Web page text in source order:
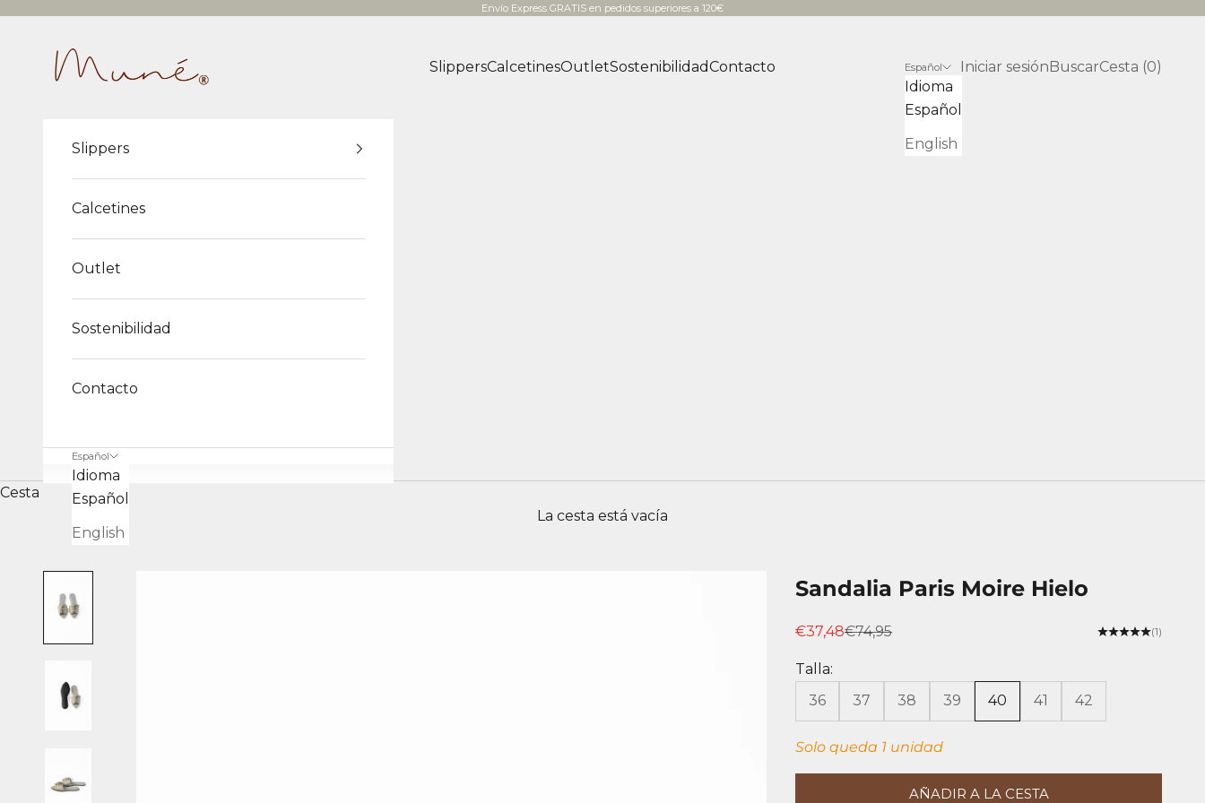
Envío Express GRATIS en pedidos superiores a 120€
SlippersCalcetinesOutletSostenibilidadContacto Español
Idioma
Español
English
Abrir página de la cuenta
Iniciar sesiónAbrir búsqueda
BuscarAbrir cesta
Cesta (0)
Slippers
Calcetines
Outlet
Sostenibilidad
Contacto
Español
Idioma
Español
English
Cesta
La cesta está vacía
Sandalia Paris Moire Hielo
Precio de oferta
€37,48Precio normal
€74,95 (1)
Talla:
36
37 38 39 40 41 42
Solo queda 1 unidad
AÑADIR A LA CESTA